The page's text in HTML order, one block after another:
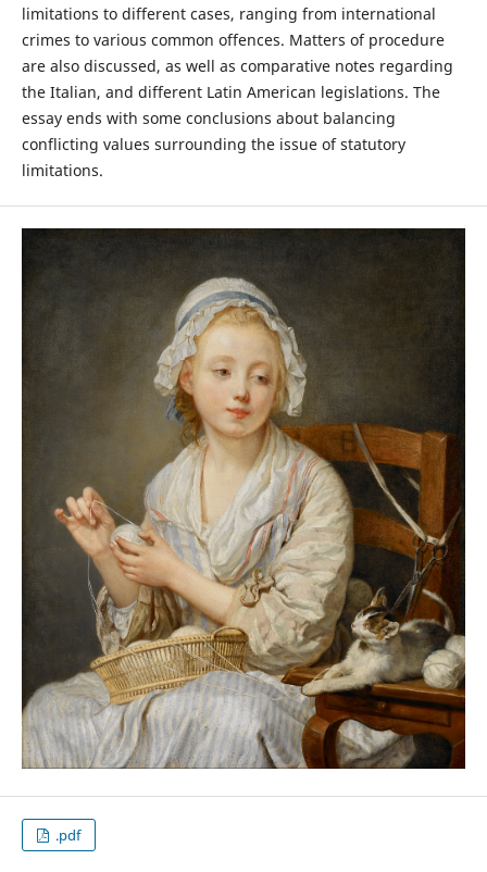
limitations to different cases, ranging from international
crimes to various common offences. Matters of procedure
are also discussed, as well as comparative notes regarding
the Italian, and different Latin American legislations. The
essay ends with some conclusions about balancing
conflicting values surrounding the issue of statutory
limitations.
.pdf